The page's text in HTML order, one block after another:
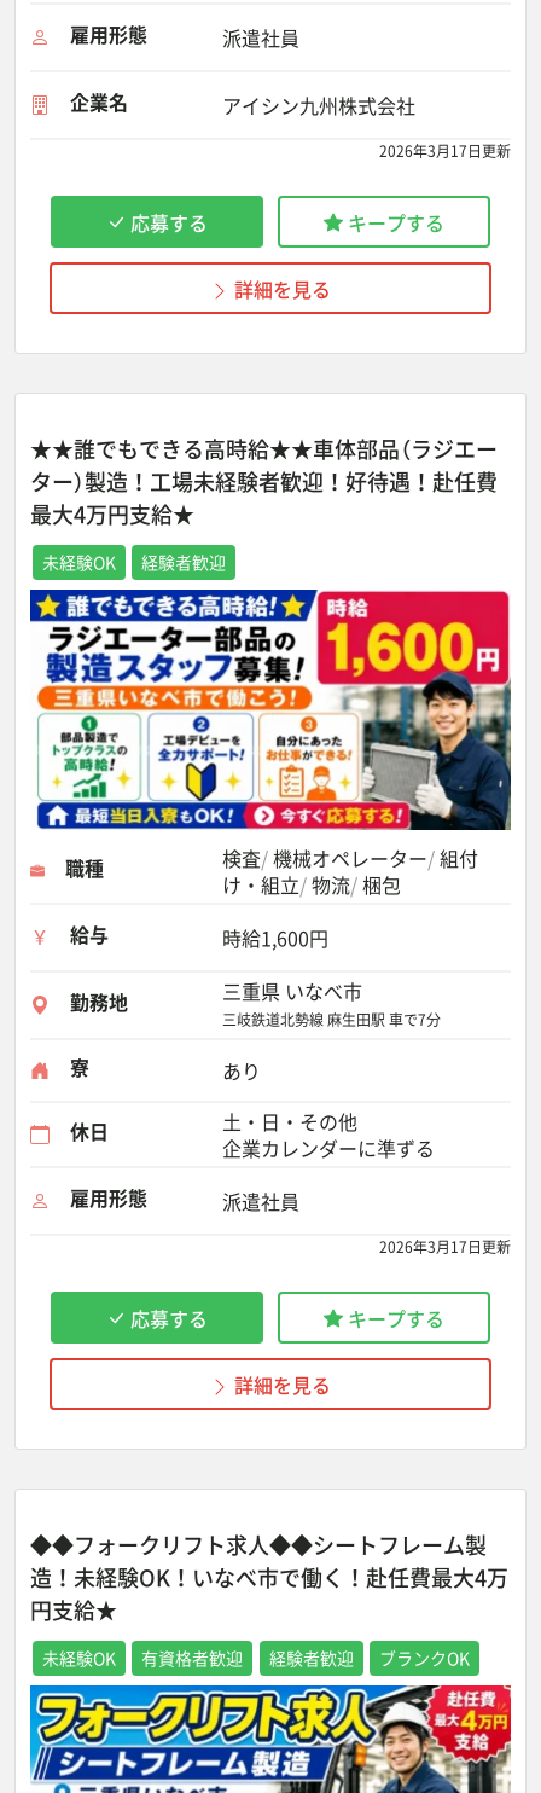
雇用形態
派遣社員
企業名 アイシン九州株式会社
2026年3月17日更新
応募する キープする
詳細を見る
★★誰でもできる高時給★★車体部品（ラジエー
ター）製造！工場未経験者歓迎！好待遇！赴任費
最大4万円支給★
未経験OK 経験者歓迎
職種 検査 機械オペレーター 組付
け・組立 物流 梱包
給与
時給1,600円
勤務地 三重県 いなべ市
三岐鉄道北勢線 麻生田駅 車で7分
寮 あり
休日
土・日・その他
企業カレンダーに準ずる
雇用形態
派遣社員
2026年3月17日更新
応募する キープする
詳細を見る
◆◆フォークリフト求人◆◆シートフレーム製
造！未経験OK！いなべ市で働く！赴任費最大4万
円支給★
未経験OK 有資格者歓迎 経験者歓迎 ブランクOK